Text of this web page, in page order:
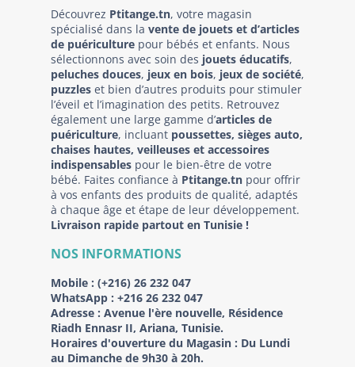
Découvrez Ptitange.tn, votre magasin
spécialisé dans la vente de jouets et d’articles
de puériculture pour bébés et enfants. Nous
sélectionnons avec soin des jouets éducatifs,
peluches douces, jeux en bois, jeux de société,
puzzles et bien d’autres produits pour stimuler
l’éveil et l’imagination des petits. Retrouvez
également une large gamme d’articles de
puériculture, incluant poussettes, sièges auto,
chaises hautes, veilleuses et accessoires
indispensables pour le bien-être de votre
bébé. Faites confiance à Ptitange.tn pour offrir
à vos enfants des produits de qualité, adaptés
à chaque âge et étape de leur développement.
Livraison rapide partout en Tunisie !
NOS INFORMATIONS
Mobile : (+216) 26 232 047
WhatsApp : +216 26 232 047
Adresse : Avenue l'ère nouvelle, Résidence
Riadh Ennasr II, Ariana, Tunisie.
Horaires d'ouverture du Magasin : Du Lundi
au Dimanche de 9h30 à 20h.